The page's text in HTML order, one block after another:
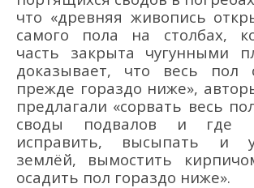
что «древняя живопись
самого пола на столбах,
часть закрыта чугунными
доказывает, что весь пол
прежде гораздо ниже»,
предлагали «сорвать весь
своды подвалов и где
исправить, высыпать и
землёй, вымостить
осадить пол гораздо ниже».